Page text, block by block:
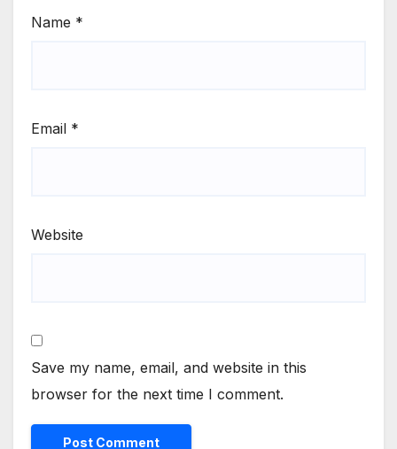
Name *
Email *
Website
Save my name, email, and website in this
browser for the next time I comment.